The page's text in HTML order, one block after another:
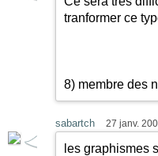
tranformer ce
8) membre des
sabartch 27 janv.
les graphismes